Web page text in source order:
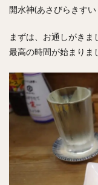
開水神(あさびらきすい
まずは、お通しがきま
最高の時間が始まりま